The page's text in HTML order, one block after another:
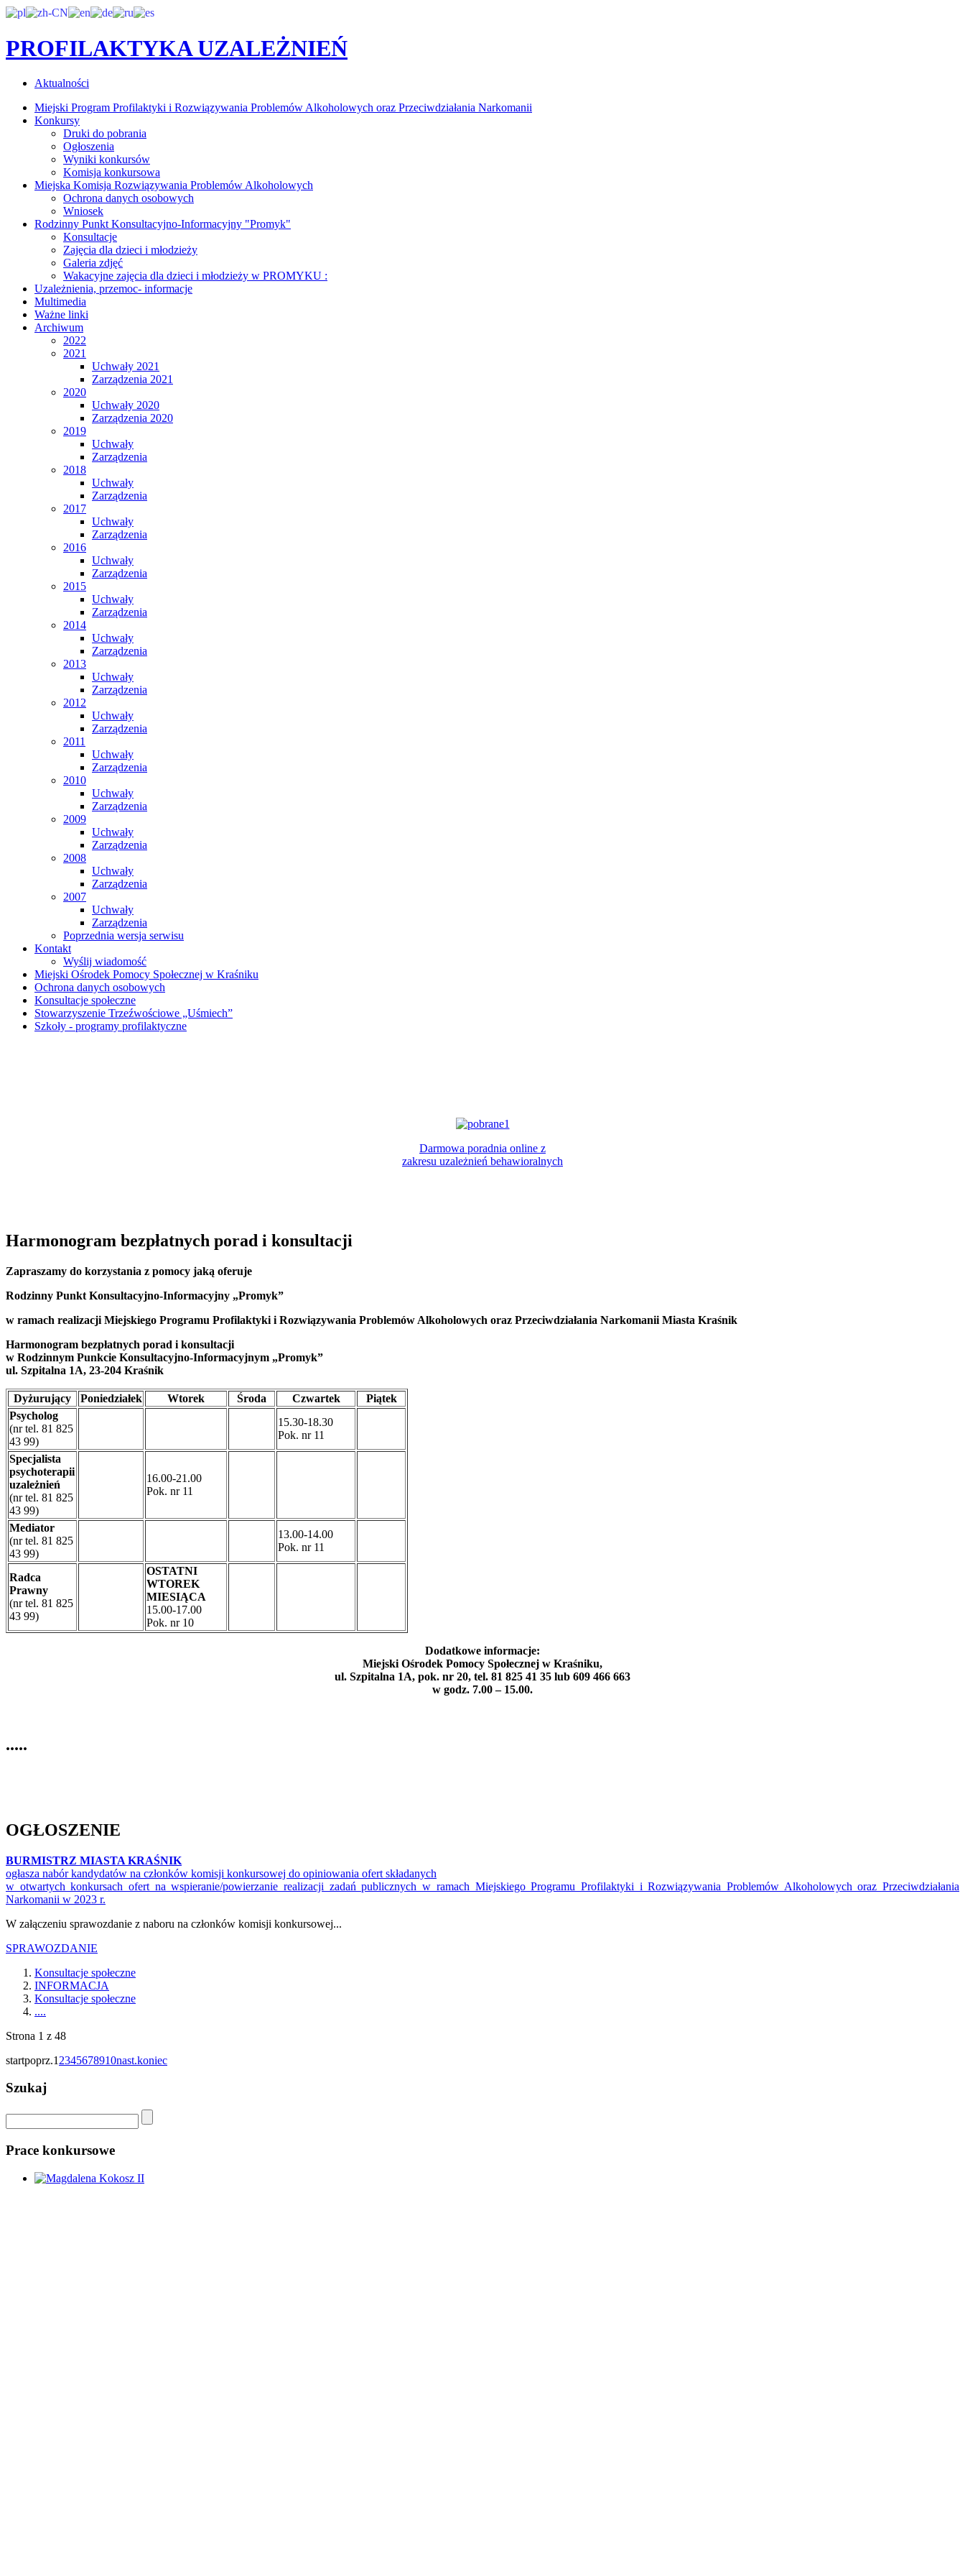
PROFILAKTYKA UZALEŻNIEŃ
Aktualności
Miejski Program Profilaktyki i Rozwiązywania Problemów Alkoholowych oraz Przeciwdziałania Narkomanii
Konkursy
Druki do pobrania
Ogłoszenia
Wyniki konkursów
Komisja konkursowa
Miejska Komisja Rozwiązywania Problemów Alkoholowych
Ochrona danych osobowych
Wniosek
Rodzinny Punkt Konsultacyjno-Informacyjny "Promyk"
Konsultacje
Zajęcia dla dzieci i młodzieży
Galeria zdjęć
Wakacyjne zajęcia dla dzieci i młodzieży w PROMYKU :
Uzależnienia, przemoc- informacje
Multimedia
Ważne linki
Archiwum
2022
2021
Uchwały 2021
Zarządzenia 2021
2020
Uchwały 2020
Zarządzenia 2020
2019
Uchwały
Zarządzenia
2018
Uchwały
Zarządzenia
2017
Uchwały
Zarządzenia
2016
Uchwały
Zarządzenia
2015
Uchwały
Zarządzenia
2014
Uchwały
Zarządzenia
2013
Uchwały
Zarządzenia
2012
Uchwały
Zarządzenia
2011
Uchwały
Zarządzenia
2010
Uchwały
Zarządzenia
2009
Uchwały
Zarządzenia
2008
Uchwały
Zarządzenia
2007
Uchwały
Zarządzenia
Poprzednia wersja serwisu
Kontakt
Wyślij wiadomość
Miejski Ośrodek Pomocy Społecznej w Kraśniku
Ochrona danych osobowych
Konsultacje społeczne
Stowarzyszenie Trzeźwościowe „Uśmiech”
Szkoły - programy profilaktyczne
Darmowa poradnia online z
zakresu uzależnień behawioralnych
Harmonogram bezpłatnych porad i konsultacji
Zapraszamy do korzystania z pomocy jaką oferuje
Rodzinny Punkt Konsultacyjno-Informacyjny „Promyk”
w ramach realizacji Miejskiego Programu Profilaktyki i Rozwiązywania Problemów Alkoholowych oraz Przeciwdziałania Narkomanii Miasta Kraśnik
Harmonogram bezpłatnych porad i konsultacji
w Rodzinnym Punkcie Konsultacyjno-Informacyjnym „Promyk”
ul. Szpitalna 1A, 23-204 Kraśnik
Dyżurujący Poniedziałek Wtorek Środa Czwartek
Piątek
Psycholog
(nr tel. 81 825
43 99)
15.30-18.30
Pok. nr 11
Specjalista
psychoterapii
uzależnień
(nr tel. 81 825
43 99)
16.00-21.00
Pok. nr 11
Mediator
(nr tel. 81 825
43 99)
13.00-14.00
Pok. nr 11
Radca
Prawny
(nr tel. 81 825
43 99)
OSTATNI
WTOREK
MIESIĄCA
15.00-17.00
Pok. nr 10
Dodatkowe informacje:
Miejski Ośrodek Pomocy Społecznej w Kraśniku,
ul. Szpitalna 1A, pok. nr 20, tel. 81 825 41 35 lub 609 466 663
w godz. 7.00 – 15.00.
.....
OGŁOSZENIE
BURMISTRZ MIASTA KRAŚNIK
ogłasza nabór kandydatów na członków komisji konkursowej do opiniowania ofert składanych
w otwartych konkursach ofert na wspieranie/powierzanie realizacji zadań publicznych w ramach Miejskiego Programu Profilaktyki i Rozwiązywania Problemów Alkoholowych oraz Przeciwdziałania
Narkomanii w 2023 r.
W załączeniu sprawozdanie z naboru na członków komisji konkursowej...
SPRAWOZDANIE
Konsultacje społeczne
INFORMACJA
Konsultacje społeczne
....
Strona 1 z 48
startpoprz.1 2345678910nast.koniec
Szukaj
Prace konkursowe